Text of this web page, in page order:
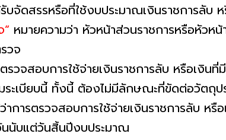
บจัดสรรหรือที่ใช้งบประมาณเงินราชการลับ
” หมายความว่า หัวหน้าส่วนราชการหรือหัวห
วจ
รวจสอบการใช้จ่ายเงินราชการลับ หรือเงิ
ระเบียบนี้ ทั้งนี้ ต้องไม่มีลักษณะที่ขัดต่อวัตถุป
าการตรวจสอบการใช้จ่ายเงินราชการลับ ห
นับแต่วันสิ้นปีงบประมาณ